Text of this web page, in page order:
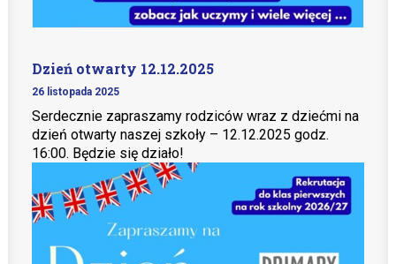
Dzień otwarty 12.12.2025
26 listopada 2025
Serdecznie zapraszamy rodziców wraz z dziećmi na
dzień otwarty naszej szkoły – 12.12.2025 godz.
16:00. Będzie się działo!